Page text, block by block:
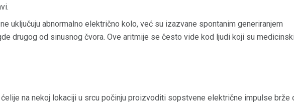
ne uključuju abnormalno električno kolo, već su izazvane spontanim generiranjem
drugog od sinusnog čvora. Ove aritmije se često vide kod ljudi koji su
na nekoj lokaciji u srcu počinju proizvoditi sopstvene električne impulse brže